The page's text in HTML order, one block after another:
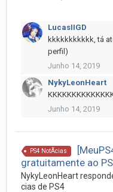
LucasIIGD
kkkkkkkkkkk, tá
perfil)
Junho 14, 2019
NykyLeonHeart
Junho 14, 2019
PS4 NotÃ­cias
gratuitamente ao
NykyLeonHeart
cias de PS4